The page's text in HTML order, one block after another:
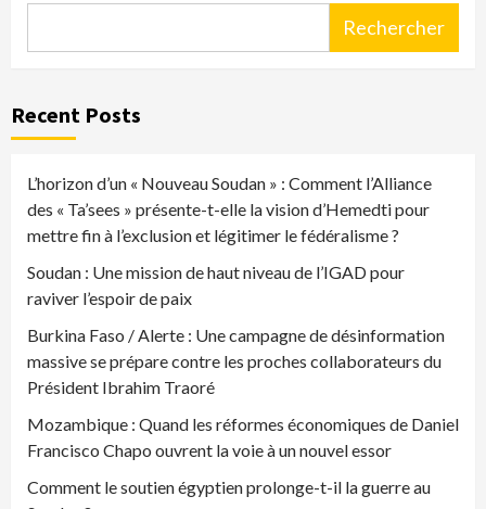
Rechercher
Recent Posts
L’horizon d’un « Nouveau Soudan » : Comment l’Alliance
des « Ta’sees » présente-t-elle la vision d’Hemedti pour
mettre fin à l’exclusion et légitimer le fédéralisme ?
Soudan : Une mission de haut niveau de l’IGAD pour
raviver l’espoir de paix
Burkina Faso / Alerte : Une campagne de désinformation
massive se prépare contre les proches collaborateurs du
Président Ibrahim Traoré
Mozambique : Quand les réformes économiques de Daniel
Francisco Chapo ouvrent la voie à un nouvel essor
Comment le soutien égyptien prolonge-t-il la guerre au